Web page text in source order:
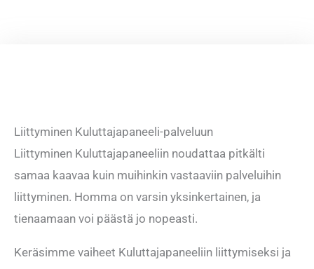
Liittyminen Kuluttajapaneeli-palveluun
Liittyminen Kuluttajapaneeliin noudattaa pitkälti
samaa kaavaa kuin muihinkin vastaaviin palveluihin
liittyminen. Homma on varsin yksinkertainen, ja
tienaamaan voi päästä jo nopeasti.
Keräsimme vaiheet Kuluttajapaneeliin liittymiseksi ja